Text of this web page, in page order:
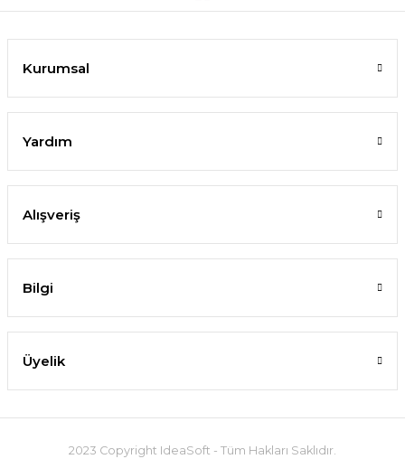
Kurumsal
Yardım
Alışveriş
Bilgi
Üyelik
2023 Copyright IdeaSoft - Tüm Hakları Saklıdır.